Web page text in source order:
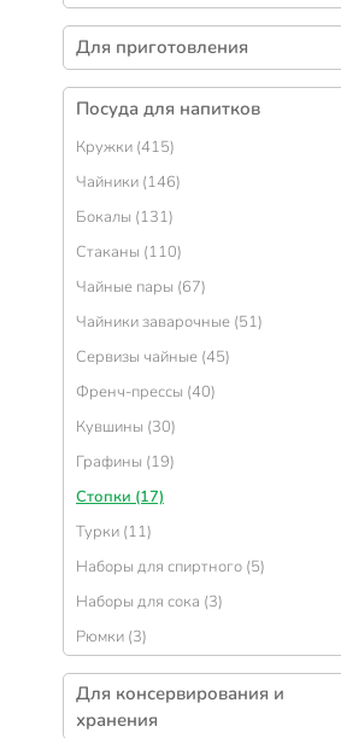
Тарелки (395)
Салатники (320)
Столовые приборы (268)
(51)
Менажницы (38)
Салфетницы (32)
Одноразовая посуда (31)
Сахарницы (30)
Бульонницы (22)
Тортницы, наборы для торта (11)
Креманки (9)
Супники (5)
Наборы керамической посуды (4)
Соусники (3)
Для приготовления
Кастрюли (436)
Сковороды (314)
Формы для выпечки (262)
Наборы посуды (113)
Ковшики (56)
Крышки для посуды (54)
Казаны (50)
Сотейники (40)
Горшочки для запекания (38)
Блинницы (27)
Пароварки (14)
Посуда для хозяйственных нужд (14)
Дуршлаги (14)
Утятницы, гусятницы (3)
Наборы для фондю (1)
Посуда для напитков
Кружки (415)
Чайники (146)
Бокалы (131)
Стаканы (110)
Чайные пары (67)
Чайники заварочные (51)
Сервизы чайные (45)
Френч-прессы (40)
Кувшины (30)
Графины (19)
Стопки (17)
Турки (11)
Наборы для спиртного (5)
Наборы для сока (3)
Рюмки (3)
Для консервирования и
хранения